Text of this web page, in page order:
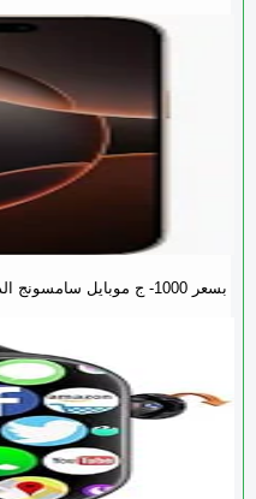
بسعر 1000- ج موبايل سامسونج الذكي